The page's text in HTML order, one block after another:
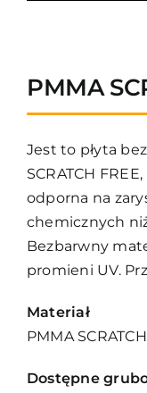
PMMA
Jest to płyta
SCRATCH
odporna na
chemicznych
Bezbarwny
promieni UV.
Materiał
PMMA
Dostępne